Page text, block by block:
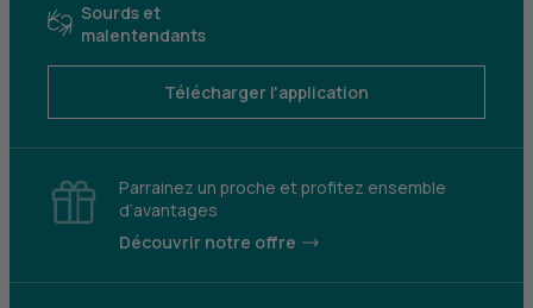
Sourds et
malentendants
Télécharger l'application
Parrainez un proche et profitez ensemble
d’avantages
Découvrir notre offre